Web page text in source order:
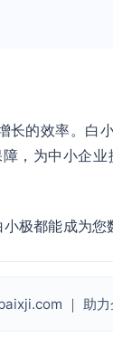
长的效率。白
，为中小企业
极都能成为您
｜ 助